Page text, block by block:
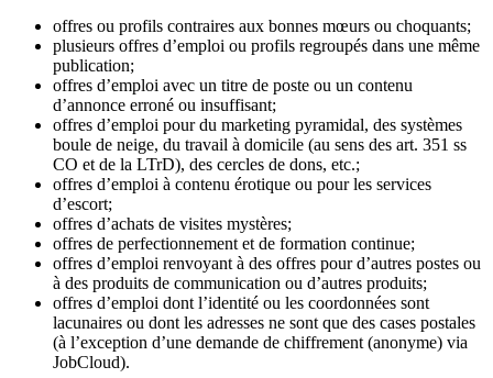
offres ou profils contraires aux bonnes mœurs ou choquants;
plusieurs offres d’emploi ou profils regroupés dans une même
publication;
offres d’emploi avec un titre de poste ou un contenu
d’annonce erroné ou insuffisant;
offres d’emploi pour du marketing pyramidal, des systèmes
boule de neige, du travail à domicile (au sens des art. 351 ss
CO et de la LTrD), des cercles de dons, etc.;
offres d’emploi à contenu érotique ou pour les services
d’escort;
offres d’achats de visites mystères;
offres de perfectionnement et de formation continue;
offres d’emploi renvoyant à des offres pour d’autres postes ou
à des produits de communication ou d’autres produits;
offres d’emploi dont l’identité ou les coordonnées sont
lacunaires ou dont les adresses ne sont que des cases postales
(à l’exception d’une demande de chiffrement (anonyme) via
JobCloud).